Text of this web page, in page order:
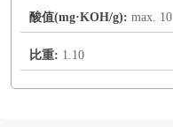
酸值(mg·KOH/g): max. 10
比重: 1.10